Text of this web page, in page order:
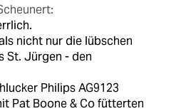
nicht nur die lübschen
St. Jürgen - den
Philips AG9123
Pat Boone & Co fütterten